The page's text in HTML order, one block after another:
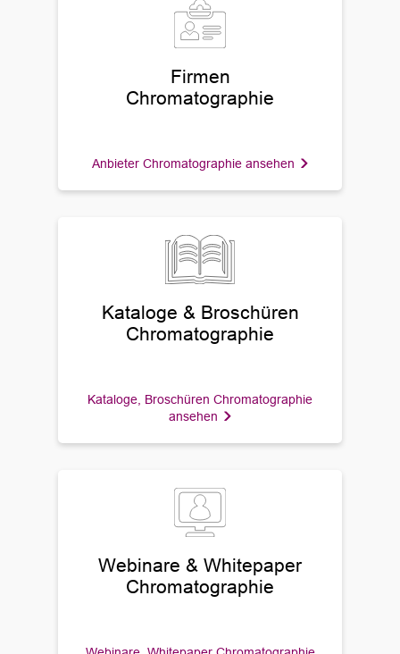
Firmen
Chromatographie
Anbieter Chromatographie ansehen
Kataloge & Broschüren
Chromatographie
Kataloge, Broschüren Chromatographie
ansehen
Webinare & Whitepaper
Chromatographie